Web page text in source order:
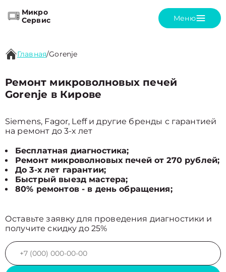
Микро
Сервис
Меню
Главная/Gorenje
Ремонт микроволновых печей
Gorenje в Кирове
Siemens, Fagor, Leff и другие бренды с гарантией
на ремонт до 3-х лет
Бесплатная диагностика;
Ремонт микроволновых печей от 270 рублей;
До 3-х лет гарантии;
Быстрый выезд мастера;
80% ремонтов - в день обращения;
Оставьте заявку для проведения диагностики и
получите скидку до 25%